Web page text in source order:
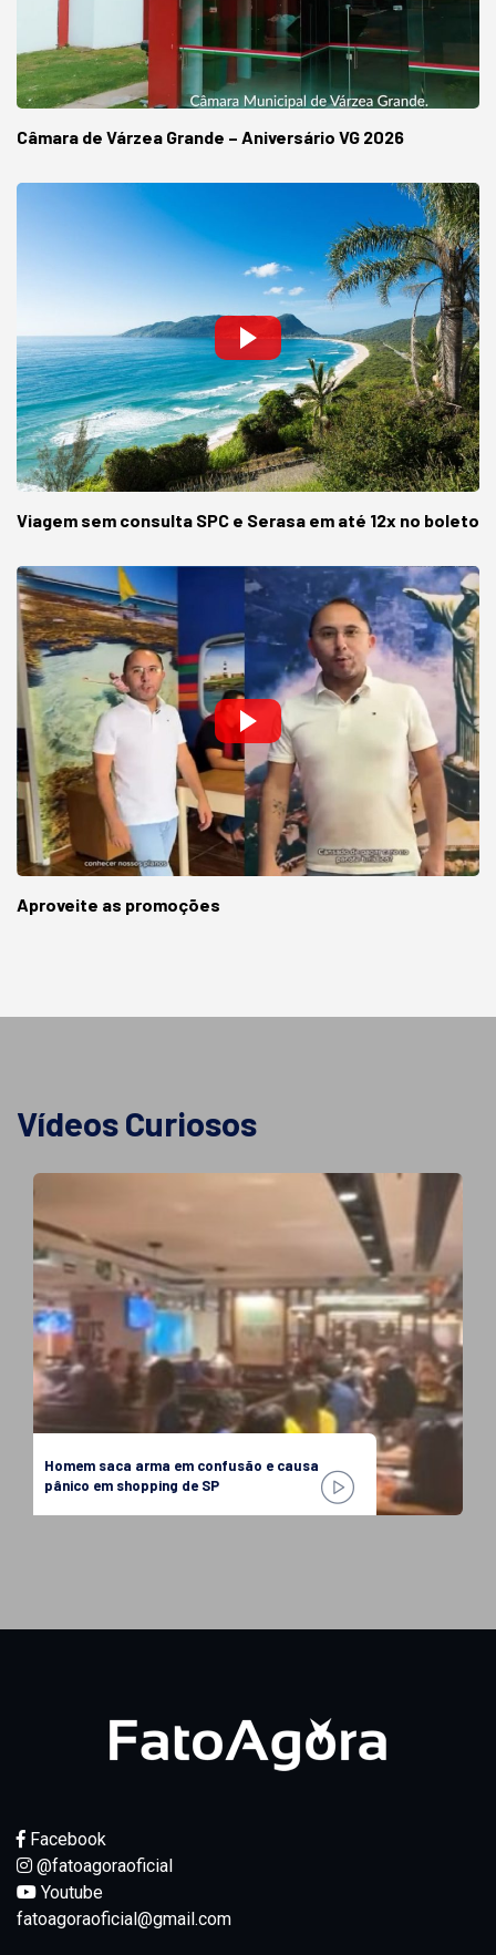
Câmara de Várzea Grande – Aniversário VG 2026
Viagem sem consulta SPC e Serasa em até 12x no boleto
Aproveite as promoções
Vídeos Curiosos
Homem saca arma em confusão e causa
pânico em shopping de SP
Facebook
@fatoagoraoficial
Youtube
fatoagoraoficial@gmail.com